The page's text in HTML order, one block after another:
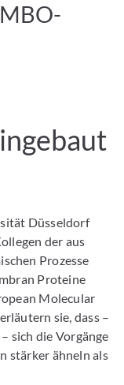
Düsseldorf
der aus
Prozesse
Proteine
Molecular
sie, dass –
sich die Vorgänge
stärker ähneln als